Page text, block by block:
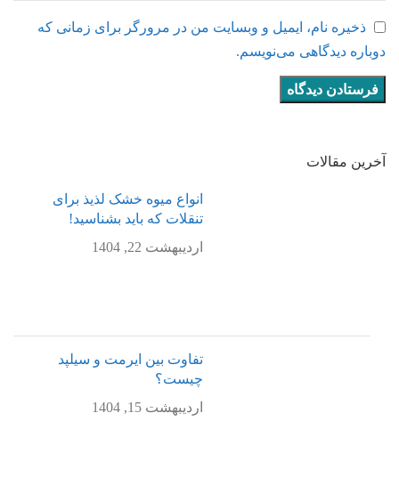
ذخیره نام، ایمیل و وبسایت من در مرورگر برای زمانی که
دوباره دیدگاهی می‌نویسم.
آخرین مقالات
انواع میوه خشک لذیذ برای
تنقلات که باید بشناسید!
اردیبهشت 22, 1404
تفاوت بین ایرمت و سیلپد
چیست؟
اردیبهشت 15, 1404